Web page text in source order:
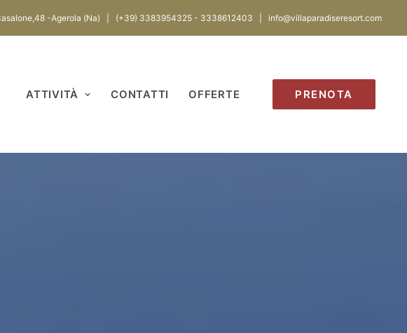
-Agerola (Na) | (+39) 3383954325 - 3338612403 | info@villaparadiseresort.com
PRENOTA
ATTIVITÀ CONTATTI OFFERTE